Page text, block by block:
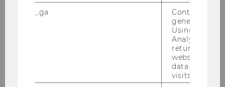
Bitte klicken Sie hier um sich für
_ga
Contains a
generated
Using this
Analytics can
returning
website and
data from
visits.